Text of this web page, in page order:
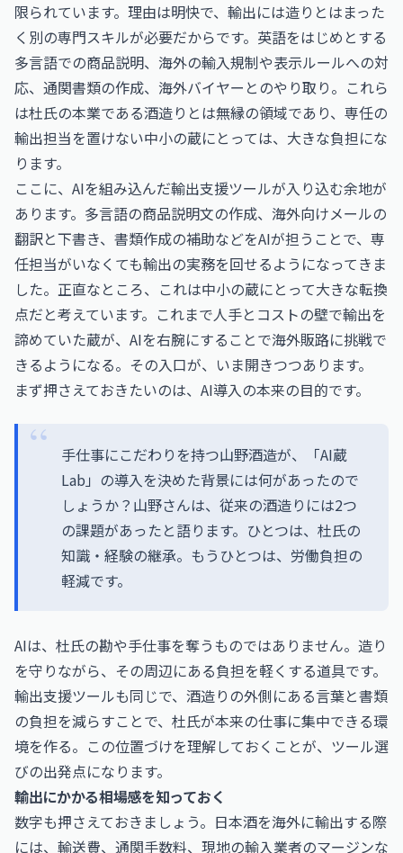
限られています。理由は明快で、輸出には造りとはまった
く別の専門スキルが必要だからです。英語をはじめとする
多言語での商品説明、海外の輸入規制や表示ルールへの対
応、通関書類の作成、海外バイヤーとのやり取り。これら
は杜氏の本業である酒造りとは無縁の領域であり、専任の
輸出担当を置けない中小の蔵にとっては、大きな負担にな
ります。
ここに、AIを組み込んだ輸出支援ツールが入り込む余地が
あります。多言語の商品説明文の作成、海外向けメールの
翻訳と下書き、書類作成の補助などをAIが担うことで、専
任担当がいなくても輸出の実務を回せるようになってきま
した。正直なところ、これは中小の蔵にとって大きな転換
点だと考えています。これまで人手とコストの壁で輸出を
諦めていた蔵が、AIを右腕にすることで海外販路に挑戦で
きるようになる。その入口が、いま開きつつあります。
まず押さえておきたいのは、AI導入の本来の目的です。
手仕事にこだわりを持つ山野酒造が、「AI蔵
Lab」の導入を決めた背景には何があったので
しょうか？山野さんは、従来の酒造りには2つ
の課題があったと語ります。ひとつは、杜氏の
知識・経験の継承。もうひとつは、労働負担の
軽減です。
AIは、杜氏の勘や手仕事を奪うものではありません。造り
を守りながら、その周辺にある負担を軽くする道具です。
輸出支援ツールも同じで、酒造りの外側にある言葉と書類
の負担を減らすことで、杜氏が本来の仕事に集中できる環
境を作る。この位置づけを理解しておくことが、ツール選
びの出発点になります。
輸出にかかる相場感を知っておく
数字も押さえておきましょう。日本酒を海外に輸出する際
には、輸送費、通関手数料、現地の輸入業者のマージンな